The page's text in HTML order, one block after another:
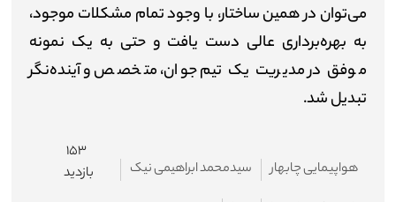
می‌توان در همین ساختار، با وجود تمام مشکلات موجود،
به بهره‌برداری عالی دست یافت و حتی به یک نمونه
موفق در مدیریت یک تیم جوان، متخصص و آینده‌نگر
تبدیل شد.
هواپیمایی چابهار
سیدمحمد ابراهیمی نیک
۱۵۳
بازدید